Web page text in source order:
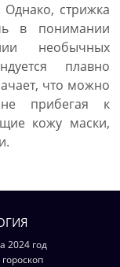
стрижка
в понимании
необычных
плавно
что можно
прибегая к
кожу маски,
2024 год